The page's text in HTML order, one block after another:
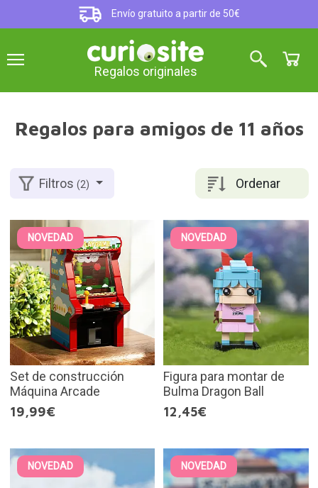
Envío gratuito a partir de 50€
Regalos originales
Regalos para amigos de 11 años
Ordenar
Filtros(2)
NOVEDAD
Set de construcción
Máquina Arcade
19,99€
NOVEDAD
Figura para montar de
Bulma Dragon Ball
12,45€
NOVEDAD NOVEDAD